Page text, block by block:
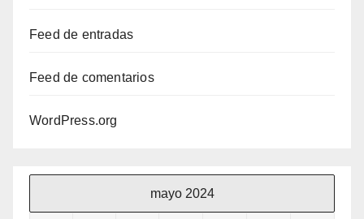
Feed de entradas
Feed de comentarios
WordPress.org
mayo 2024